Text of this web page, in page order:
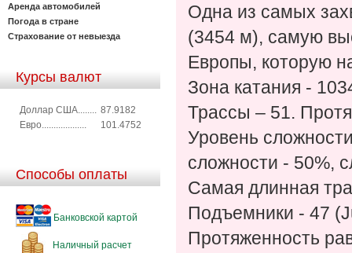
Аренда автомобилей
Погода в стране
Страхование от невыезда
Курсы валют
Доллар США........ 87.9182
Евро...................
101.4752
Способы оплаты
Банковской картой
Наличный расчет
Одна из самых
(3454 м), самую
Европы, которую
Зона катания -
Трассы – 51.
Уровень
сложности - 50%,
Самая длинная
Подъемники - 47
Протяженность